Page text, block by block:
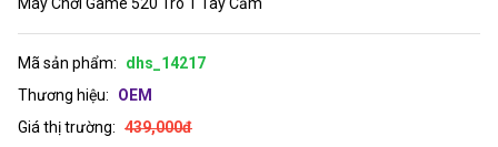
Mã sản phẩm:
dhs_14217
Thương hiệu:
OEM
Giá thị trường: 439,000đ